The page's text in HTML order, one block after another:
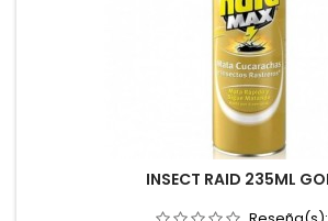
INSECT RAID 235ML